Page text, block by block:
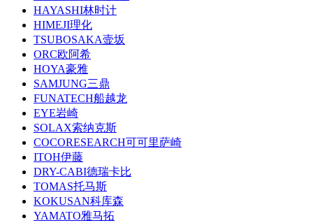
HAYASHI林时计
HIMEJI理化
TSUBOSAKA壸坂
ORC欧阿希
HOYA豪雅
SAMJUNG三鼎
FUNATECH船越龙
EYE岩崎
SOLAX索纳克斯
COCORESEARCH可可里萨崎
ITOH伊藤
DRY-CABI德瑞卡比
TOMAS托马斯
KOKUSAN科库森
YAMATO雅马拓